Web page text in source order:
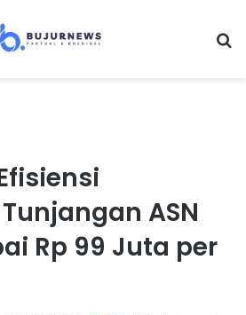
ASN
Rp 99 Juta per